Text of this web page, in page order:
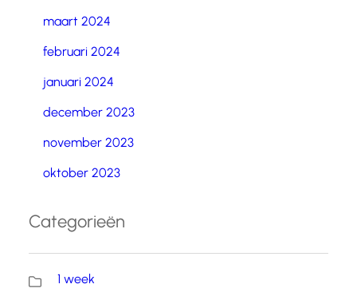
maart 2024
februari 2024
januari 2024
december 2023
november 2023
oktober 2023
Categorieën
1 week